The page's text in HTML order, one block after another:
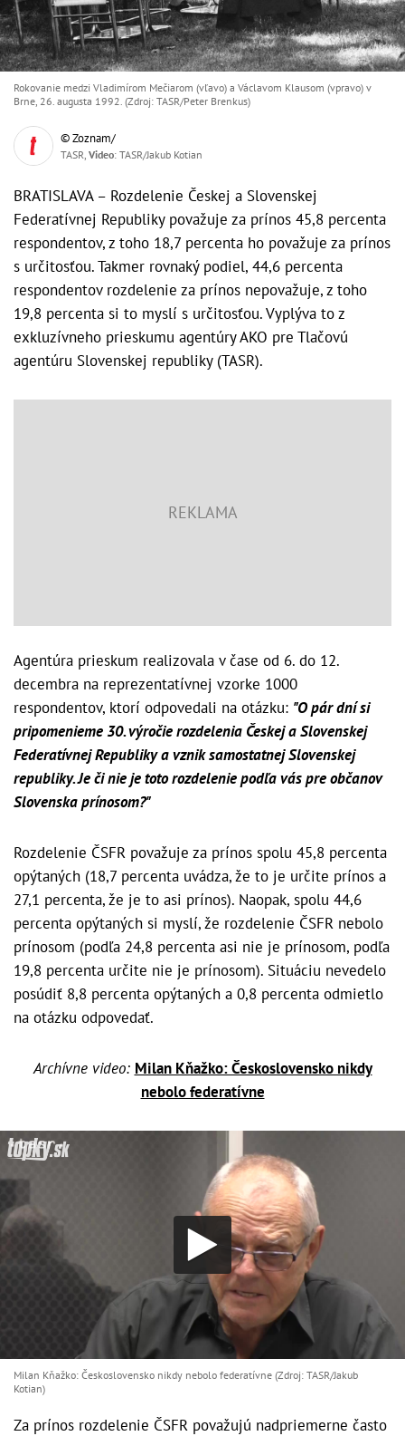
Rokovanie medzi Vladimírom Mečiarom (vľavo) a Václavom Klausom (vpravo) v
Brne, 26. augusta 1992. (Zdroj: TASR/Peter Brenkus)
© Zoznam/
TASR, Video: TASR/Jakub Kotian
BRATISLAVA – Rozdelenie Českej a Slovenskej
Federatívnej Republiky považuje za prínos 45,8 percenta
respondentov, z toho 18,7 percenta ho považuje za prínos
s určitosťou. Takmer rovnaký podiel, 44,6 percenta
respondentov rozdelenie za prínos nepovažuje, z toho
19,8 percenta si to myslí s určitosťou. Vyplýva to z
exkluzívneho prieskumu agentúry AKO pre Tlačovú
agentúru Slovenskej republiky (TASR).
Agentúra prieskum realizovala v čase od 6. do 12.
decembra na reprezentatívnej vzorke 1000
respondentov, ktorí odpovedali na otázku: "O pár dní si
pripomenieme 30. výročie rozdelenia Českej a Slovenskej
Federatívnej Republiky a vznik samostatnej Slovenskej
republiky. Je či nie je toto rozdelenie podľa vás pre občanov
Slovenska prínosom?"
Rozdelenie ČSFR považuje za prínos spolu 45,8 percenta
opýtaných (18,7 percenta uvádza, že to je určite prínos a
27,1 percenta, že je to asi prínos). Naopak, spolu 44,6
percenta opýtaných si myslí, že rozdelenie ČSFR nebolo
prínosom (podľa 24,8 percenta asi nie je prínosom, podľa
19,8 percenta určite nie je prínosom). Situáciu nevedelo
posúdiť 8,8 percenta opýtaných a 0,8 percenta odmietlo
na otázku odpovedať.
Archívne video: Milan Kňažko: Československo nikdy
nebolo federatívne
Milan Kňažko: Československo nikdy nebolo federatívne (Zdroj: TASR/Jakub
Kotian)
Za prínos rozdelenie ČSFR považujú nadpriemerne často